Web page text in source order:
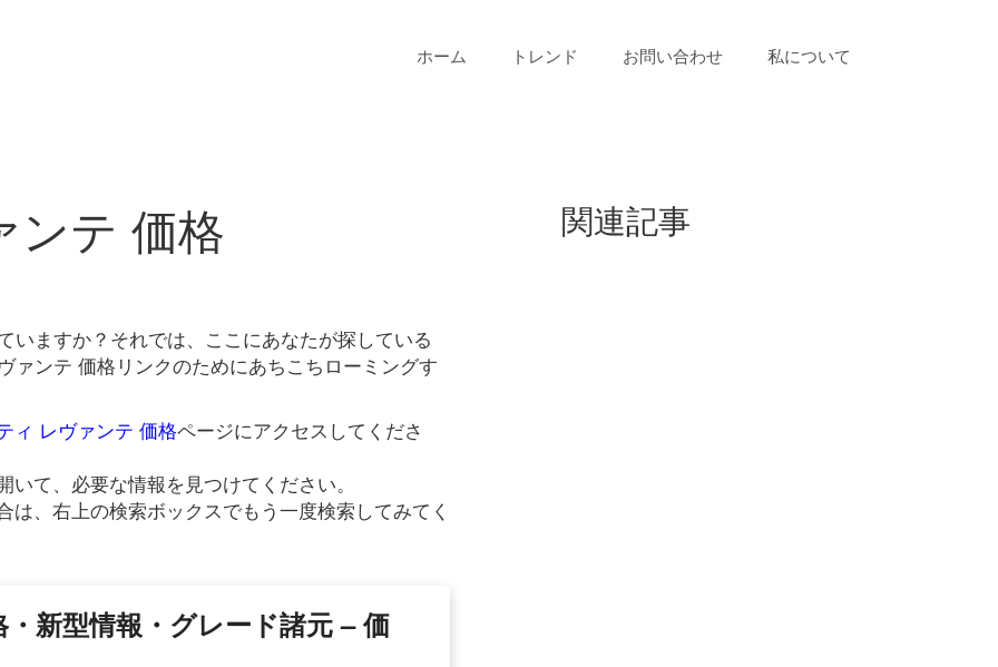
ホーム トレンド お問い合わせ 私について
ンテ 価格
いますか？それでは、ここにあなたが探している
ァンテ 価格リンクのためにあちこちローミングす
ィ レヴァンテ 価格ページにアクセスしてくださ
て、必要な情報を見つけてください。
は、右上の検索ボックスでもう一度検索してみてく
新型情報・グレード諸元 – 価
関連記事